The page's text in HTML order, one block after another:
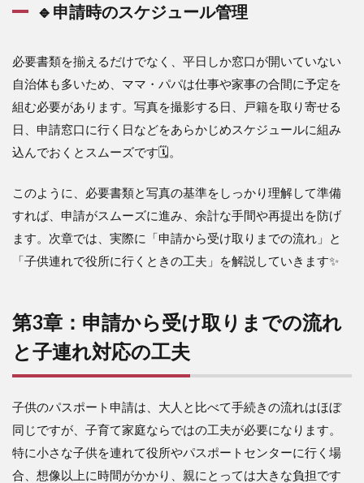
🔹申請時のスケジュール管理
必要書類を揃えるだけでなく、平日しか窓口が開いていない
自治体も多いため、ママ・パパは仕事や家事の合間に予定を
組む必要があります。写真を撮影する日、戸籍を取り寄せる
日、申請窓口に行く日などをあらかじめスケジュールに組み
込んでおくとスムーズです🗓️。
このように、必要書類と写真の基準をしっかり理解して準備
すれば、申請がスムーズに進み、余計な手間や再提出を防げ
ます。次章では、実際に「申請から受け取りまでの流れ」と
「子供連れで役所に行くときの工夫」を解説していきます✨
第3章：申請から受け取りまでの流れ
と子連れ対応の工夫
子供のパスポート申請は、大人と比べて手続きの流れはほぼ
同じですが、子育て家庭ならではの工夫が必要になります。
特に小さな子供を連れて役所やパスポートセンターに行く場
合、想像以上に時間がかかり、親にとっては大きな負担です